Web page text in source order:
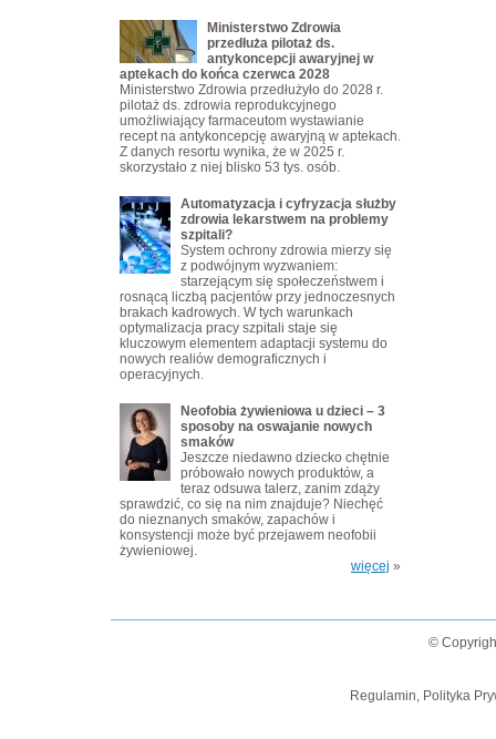
Ministerstwo Zdrowia
przedłuża pilotaż ds.
antykoncepcji awaryjnej w
aptekach do końca czerwca 2028
Ministerstwo Zdrowia przedłużyło do 2028 r.
pilotaż ds. zdrowia reprodukcyjnego
umożliwiający farmaceutom wystawianie
recept na antykoncepcję awaryjną w aptekach.
Z danych resortu wynika, że w 2025 r.
skorzystało z niej blisko 53 tys. osób.
Automatyzacja i cyfryzacja służby
zdrowia lekarstwem na problemy
szpitali?
System ochrony zdrowia mierzy się
z podwójnym wyzwaniem:
starzejącym się społeczeństwem i
rosnącą liczbą pacjentów przy jednoczesnych
brakach kadrowych. W tych warunkach
optymalizacja pracy szpitali staje się
kluczowym elementem adaptacji systemu do
nowych realiów demograficznych i
operacyjnych.
Neofobia żywieniowa u dzieci – 3
sposoby na oswajanie nowych
smaków
Jeszcze niedawno dziecko chętnie
próbowało nowych produktów, a
teraz odsuwa talerz, zanim zdąży
sprawdzić, co się na nim znajduje? Niechęć
do nieznanych smaków, zapachów i
konsystencji może być przejawem neofobii
żywieniowej.
więcej »
©
Regulamin, Polityka